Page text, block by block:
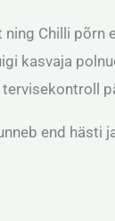
Chilli
kasvaja
end hästi